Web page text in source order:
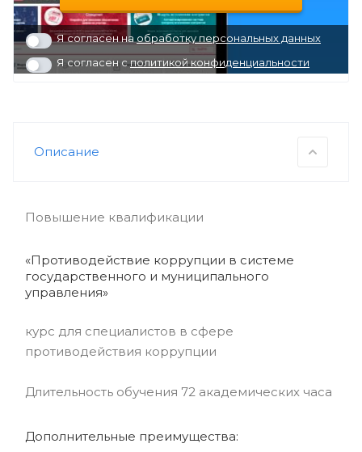
Я согласен наобработку персональных данных
Я согласен сполитикой конфиденциальности
Описание
Повышение квалификации
«Противодействие коррупции в системе
государственного и муниципального
управления»
курс для специалистов в сфере
противодействия коррупции
Длительность обучения 72 академических часа
Дополнительные преимущества: